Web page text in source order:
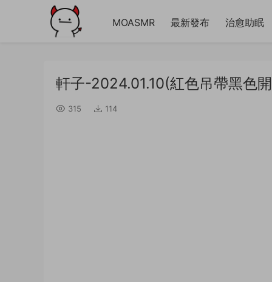
MOASMR 最新發布 治愈助眠
軒子-2024.01.10(紅色吊帶黑色
315 114